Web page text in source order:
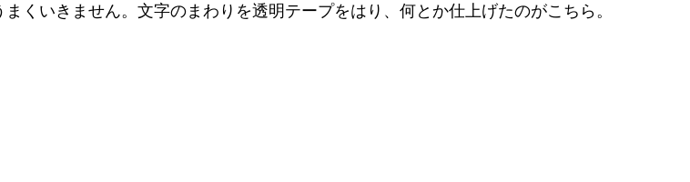
くいきません。文字のまわりを透明テープをはり、何とか仕上げたのがこちら。